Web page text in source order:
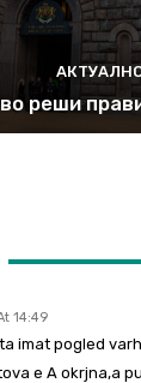
реши
14:49
imat pogled
e A okrjna,a